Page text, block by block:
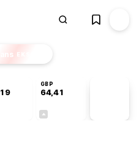
EKSTRA
GBP
64,41